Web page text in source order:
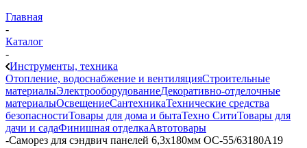
Главная
-
Каталог
-
Инструменты, техника
Отопление, водоснабжение и вентиляцияСтроительные
материалыЭлектрооборудованиеДекоративно-отделочные
материалыОсвещениеСантехникаТехнические средства
безопасностиТовары для дома и бытаТехно СитиТовары для
дачи и садаФинишная отделкаАвтотовары
-Саморез для сэндвич панелей 6,3х180мм OC-55/63180A19